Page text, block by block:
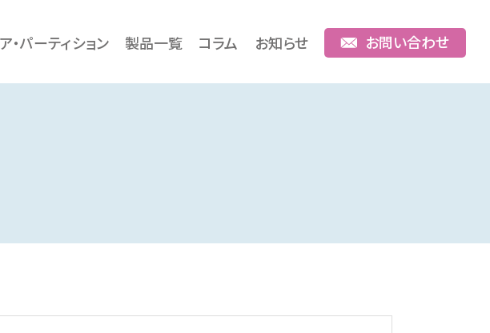
・パーティション 製品一覧 コラム お知らせ お問い合わせ